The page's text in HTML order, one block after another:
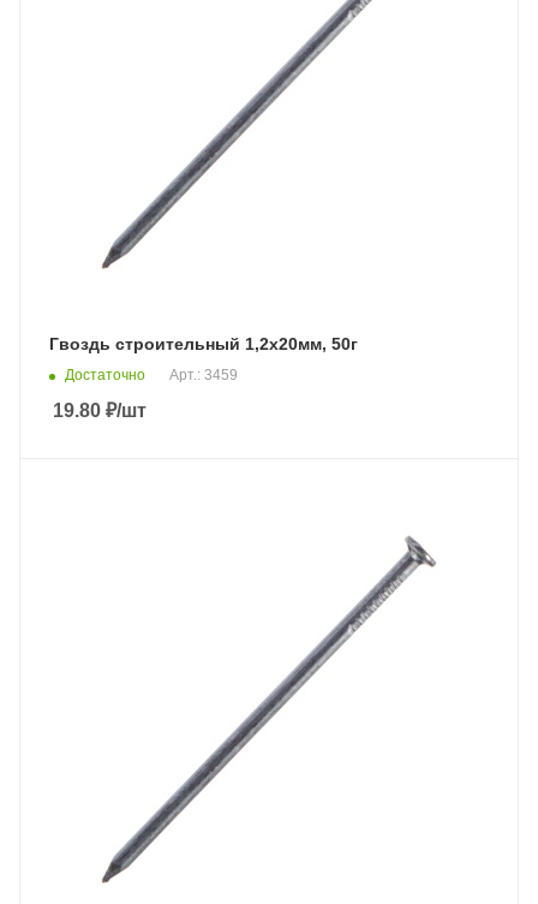
Гвоздь строительный 1,2х20мм, 50г
Достаточно Арт.: 3459
19.80 ₽/шт